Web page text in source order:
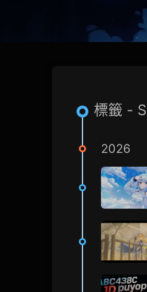
標籤 -
2026